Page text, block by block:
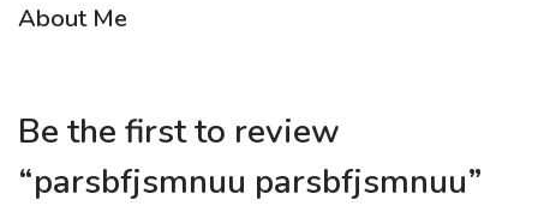
About Me
Be the first to review
“parsbfjsmnuu parsbfjsmnuu”